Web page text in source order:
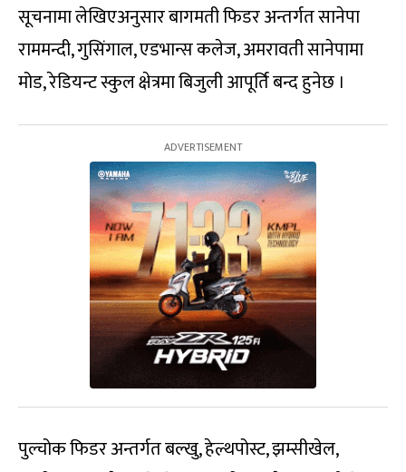
सूचनामा लेखिएअनुसार बागमती फिडर अन्तर्गत सानेपा
राममन्दी, गुसिंगाल, एडभान्स कलेज, अमरावती सानेपामा
मोड, रेडियन्ट स्कुल क्षेत्रमा बिजुली आपूर्ति बन्द हुनेछ ।
पुल्चोक फिडर अन्तर्गत बल्खु, हेल्थपोस्ट, झम्सीखेल,